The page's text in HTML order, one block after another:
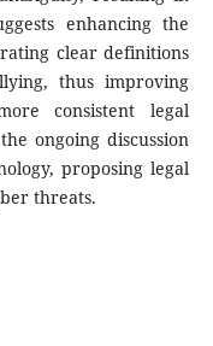
enhancing the
clear definitions
thus improving
consistent legal
ongoing discussion
proposing legal
threats.